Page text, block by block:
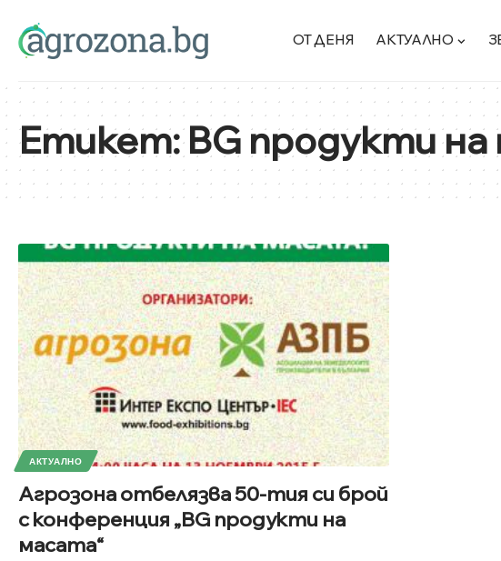
ОТ ДЕНЯ АКТУАЛНО
Етикет:BG продукти
АКТУАЛНО
Агрозона отбелязва 50-тия си брой
с конференция „BG продукти на
масата“